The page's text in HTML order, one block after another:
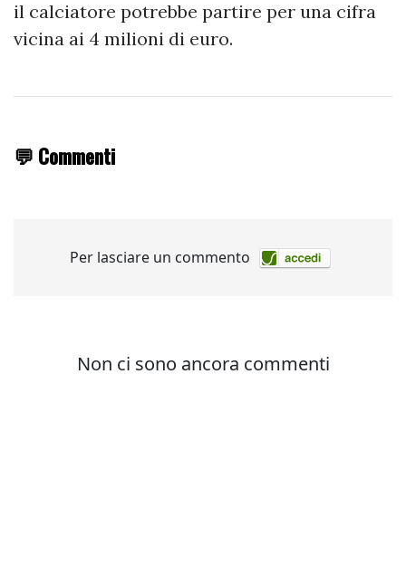
il calciatore potrebbe partire per una cifra
vicina ai 4 milioni di euro.
💬 Commenti